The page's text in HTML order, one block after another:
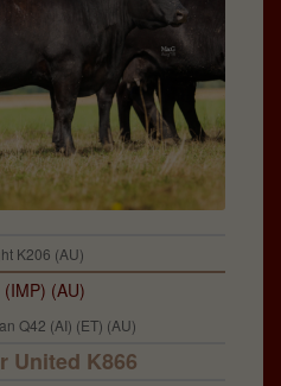
K206 (AU)
(AU)
Q42 (AI) (ET) (AU)
United K866